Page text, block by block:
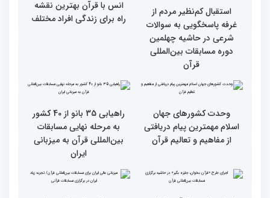
سوم اسفند، نتایج مرحله
نهایی جشنواره تلاوت‌های
تقلیدی در بخش غیر
حضوری اعلام می‌شود
محتوای قرآن با نظامات
غیبی موثر بر زندگی افراد
غرفه پاسخگویی به سوالات
شرعی در حاشیه چهلمین
دوره مسابقات بین‌المللی
انس با قرآن بهترین نقشه
راه برای زندگی افراد مختلف